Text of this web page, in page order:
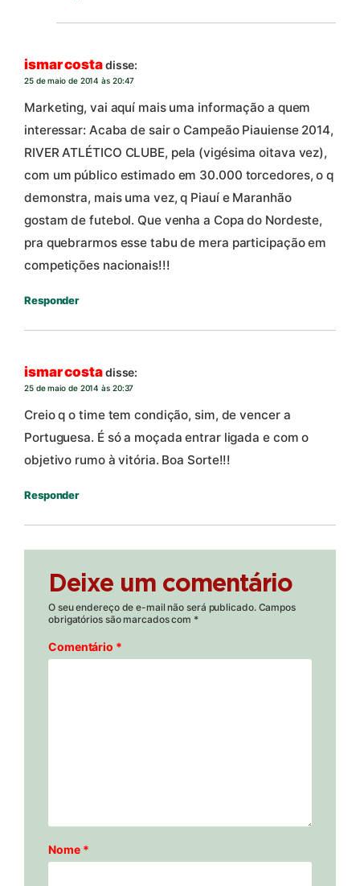
ismar costadisse:
25 de maio de 2014 às 20:47
Marketing, vai aquí mais uma informação a quem
interessar: Acaba de sair o Campeão Piauiense 2014,
RIVER ATLÉTICO CLUBE, pela (vigésima oitava vez),
com um público estimado em 30.000 torcedores, o q
demonstra, mais uma vez, q Piauí e Maranhão
gostam de futebol. Que venha a Copa do Nordeste,
pra quebrarmos esse tabu de mera participação em
competições nacionais!!!
Responder
ismar costadisse:
25 de maio de 2014 às 20:37
Creio q o time tem condição, sim, de vencer a
Portuguesa. É só a moçada entrar ligada e com o
objetivo rumo à vitória. Boa Sorte!!!
Responder
Deixe um comentário
O seu endereço de e-mail não será publicado. Campos
obrigatórios são marcados com *
Comentário *
Nome *